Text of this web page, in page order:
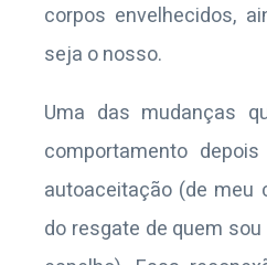
corpos envelhecidos,
seja o nosso.
Uma das mudanças
comportamento
autoaceitação (de meu
do resgate de quem